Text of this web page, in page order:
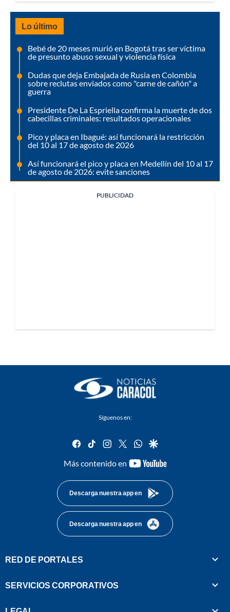
Lo último
Bebé de 20 meses murió en Bogotá tras ser víctima
de presunto abuso sexual y violencia física
Dudas que deja Embajada de Rusia en Colombia
sobre reclutas enviados como "carne de cañón" a
guerra
Presidente De La Espriella confirma la muerte de dos
cabecillas criminales: resultados operacionales
Pico y placa en Ibagué: así funcionará la restricción
del 10 al 17 de agosto de 2026
Así funcionará el pico y placa en Medellín del 10 al 17
de agosto de 2026: evite sanciones
PUBLICIDAD
Síguenos en:
facebook
tiktok instagram
twitterwhatsapp
google
Más contenido en
youtube-
Descarga nuestra app en
Descarga nuestra app en
RED DE PORTALES
SERVICIOS CORPORATIVOS